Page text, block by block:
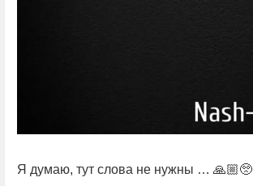
Я думаю, тут слова не нужны … 🙏🏼🥺